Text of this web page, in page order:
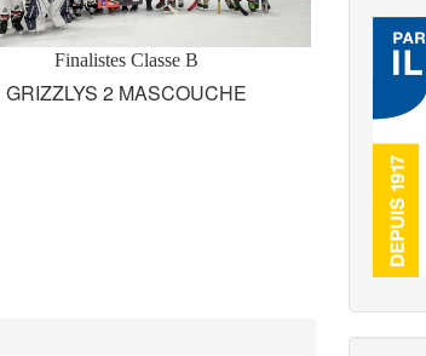
Finalistes Classe B
GRIZZLYS 2 MASCOUCHE